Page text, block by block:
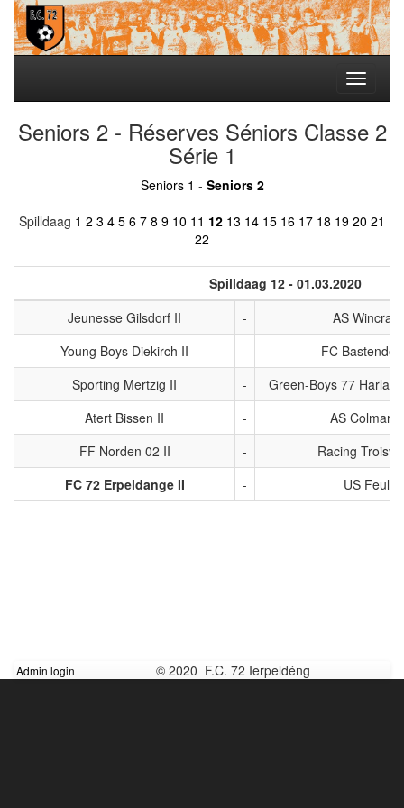
Toggle
Seniors 2 - Réserves Séniors Classe 2
Série 1
Seniors 1 - Seniors 2
Spilldaag 1 2 3 4 5 6 7 8 9 10 11 12 13 14 15 16 17 18 19 20 21
22
Spilldaag 12 - 01.03.2020
Jeunesse Gilsdorf II
-
AS
Young Boys Diekirch II
-
FC
Sporting Mertzig II
-
Green-Boys 77
Atert Bissen II
-
AS
FF Norden 02 II
-
Racing
FC 72 Erpeldange II
- US
Admin login © 2020 F.C. 72 Ierpeldéng